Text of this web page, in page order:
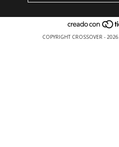
COPYRIGHT CROSSOVER -